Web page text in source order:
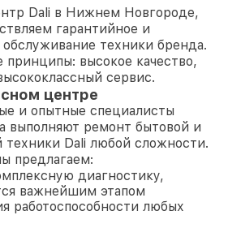
Dali в Нижнем Новгороде,
гарантийное и
обслуживание техники бренда.
высокое качество,
сервис.
центре
и опытные специалисты
выполняют ремонт бытовой и
техники Dali любой сложности.
предлагаем:
диагностику,
важнейшим этапом
работоспособности любых